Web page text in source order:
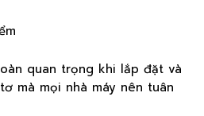
quan trọng khi lắp đặt và
mà mọi nhà máy nên tuân